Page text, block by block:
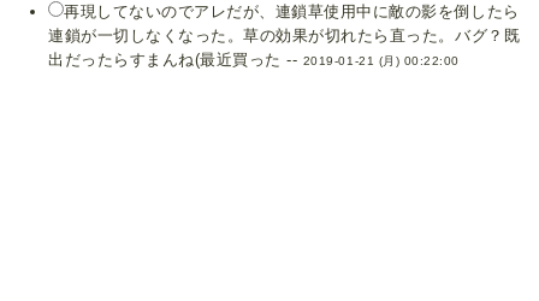
再現してないのでアレだが、連鎖草使用中に敵の影を倒したら
連鎖が一切しなくなった。草の効果が切れたら直った。バグ？既
出だったらすまんね(最近買った -- 2019-01-21 (月) 00:22:00